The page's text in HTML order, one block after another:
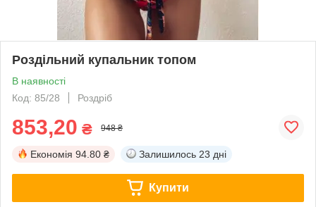
Роздільний купальник топом
В наявності
Код: 85/28
Роздріб
853,20 ₴ 948 ₴
Економія 94.80 ₴ Залишилось 23 дні
Купити